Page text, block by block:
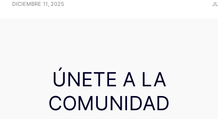
DICIEMBRE 11, 2025
ÚNETE A LA
COMUNIDAD